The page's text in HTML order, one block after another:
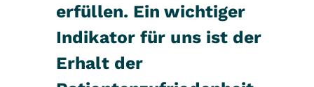
erfüllen. Ein wichtiger
Indikator für uns ist der
Erhalt der